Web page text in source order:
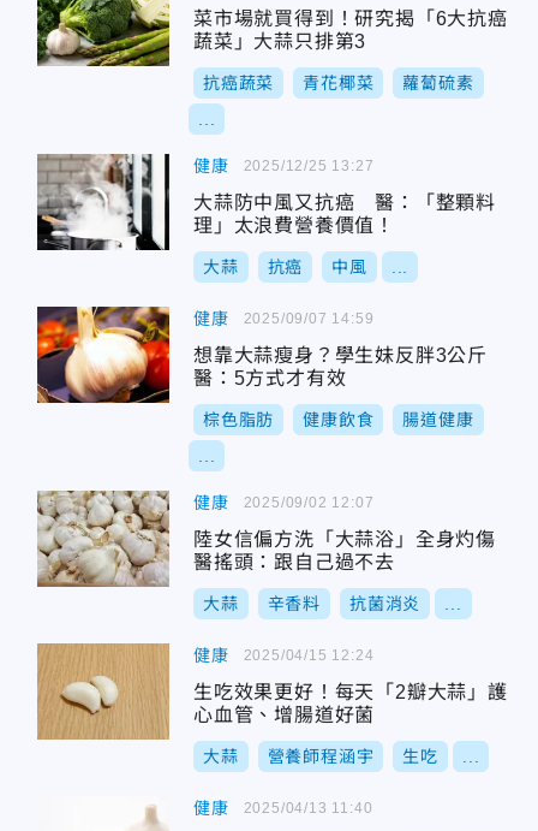
菜市場就買得到！研究揭「6大抗癌
蔬菜」大蒜只排第3
抗癌蔬菜 青花椰菜 蘿蔔硫素
健康
大蒜防中風又抗癌 醫：「整顆料
理」太浪費營養價值！
大蒜 抗癌 中風
2025/12/25 13:27
健康
想靠大蒜瘦身？學生妹反胖3公斤
醫：5方式才有效
棕色脂肪 健康飲食 腸道健康
2025/09/07 14:59
健康
陸女信偏方洗「大蒜浴」全身灼傷
醫搖頭：跟自己過不去
大蒜 辛香料 抗菌消炎
2025/09/02 12:07
健康
生吃效果更好！每天「2瓣大蒜」護
心血管、增腸道好菌
大蒜 營養師程涵宇 生吃
2025/04/15 12:24
健康 2025/04/13 11:40